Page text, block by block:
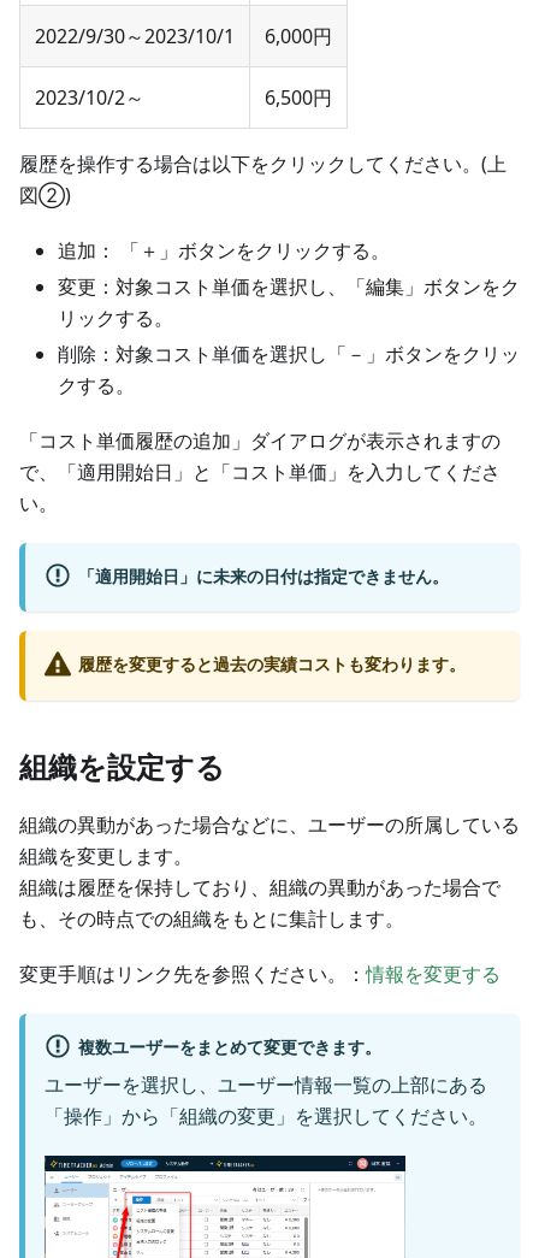
2022/9/30～2023/10/1 6,000円
2023/10/2～ 6,500円
履歴を操作する場合は以下をクリックしてください。(上
図②)
追加： 「＋」ボタンをクリックする。
変更：対象コスト単価を選択し、「編集」ボタンをク
リックする。
削除：対象コスト単価を選択し「－」ボタンをクリッ
クする。
「コスト単価履歴の追加」ダイアログが表示されますの
で、「適用開始日」と「コスト単価」を入力してくださ
い。
「適用開始日」に未来の日付は指定できません。
履歴を変更すると過去の実績コストも変わります。
組織を設定する
組織の異動があった場合などに、ユーザーの所属している
組織を変更します。
組織は履歴を保持しており、組織の異動があった場合で
も、その時点での組織をもとに集計します。
変更手順はリンク先を参照ください。：情報を変更する
複数ユーザーをまとめて変更できます。
ユーザーを選択し、ユーザー情報一覧の上部にある
「操作」から「組織の変更」を選択してください。